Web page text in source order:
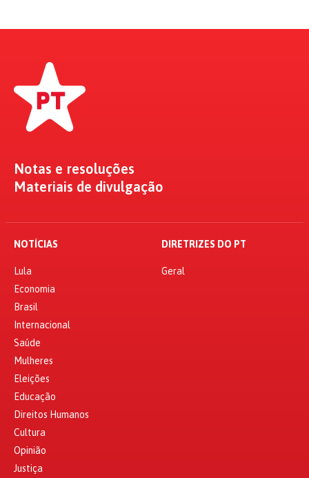
Notas e resoluções
Materiais de divulgação
NOTÍCIAS
Lula
Economia
Brasil
Internacional
Saúde
Mulheres
Eleições
Educação
Direitos Humanos
Cultura
Opinião
Justiça
DIRETRIZES DO PT
Geral